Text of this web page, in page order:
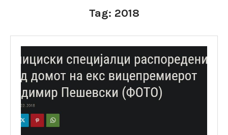
Tag: 2018